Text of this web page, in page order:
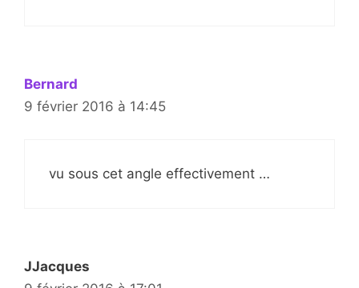
Bernard
9 février 2016 à 14:45
vu sous cet angle effectivement …
JJacques